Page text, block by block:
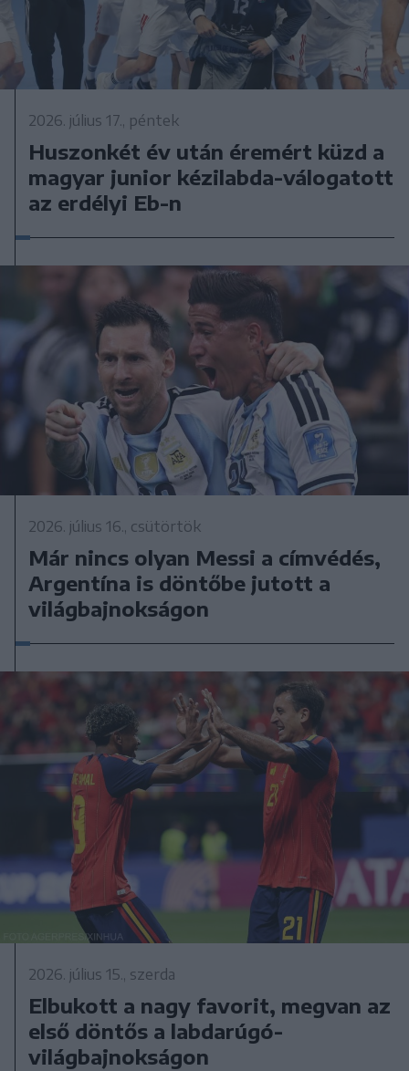
2026. július 17., péntek
Huszonkét év után éremért küzd a
magyar junior kézilabda-válogatott
az erdélyi Eb-n
2026. július 16., csütörtök
Már nincs olyan Messi a címvédés,
Argentína is döntőbe jutott a
világbajnokságon
2026. július 15., szerda
Elbukott a nagy favorit, megvan az
első döntős a labdarúgó-
világbajnokságon